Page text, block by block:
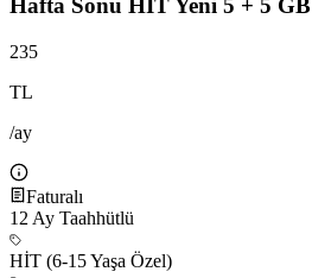
Hafta Sonu HİT Yeni 5 + 5 GB
235
TL
/ay
Faturalı
12 Ay Taahhütlü
HİT (6-15 Yaşa Özel)